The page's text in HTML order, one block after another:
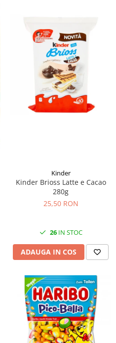
Kinder
Kinder Brioss Latte e Cacao
280g
25,50 RON
26IN STOC
ADAUGA IN COS